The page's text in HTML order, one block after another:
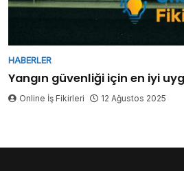
HABERLER
Yangın güvenliği için en iyi
Online İş Fikirleri 12 Ağustos 2025